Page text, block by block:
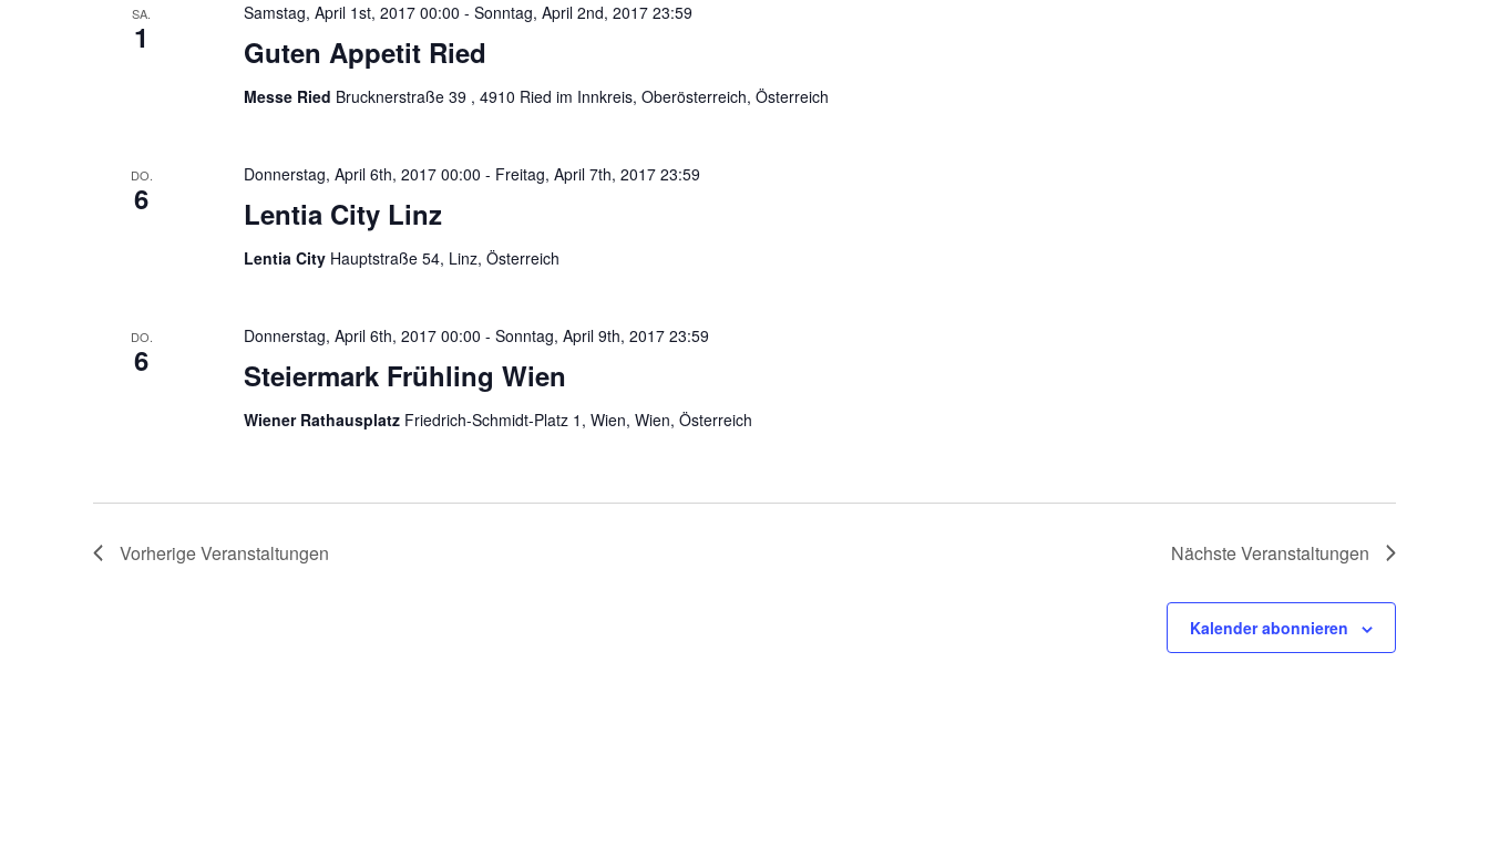
SA.
1 Guten Appetit Ried
Samstag, April 1st, 2017 00:00 - Sonntag, April 2nd, 2017 23:59
Messe Ried Brucknerstraße 39 , 4910 Ried im Innkreis, Oberösterreich, Österreich
DO.
6 Lentia City Linz
Donnerstag, April 6th, 2017 00:00 - Freitag, April 7th, 2017 23:59
Lentia City Hauptstraße 54, Linz, Österreich
DO.
6 Steiermark Frühling Wien
Donnerstag, April 6th, 2017 00:00 - Sonntag, April 9th, 2017 23:59
Wiener Rathausplatz Friedrich-Schmidt-Platz 1, Wien, Wien, Österreich
VorherigeVeranstaltungen NächsteVeranstaltungen
Kalender abonnieren